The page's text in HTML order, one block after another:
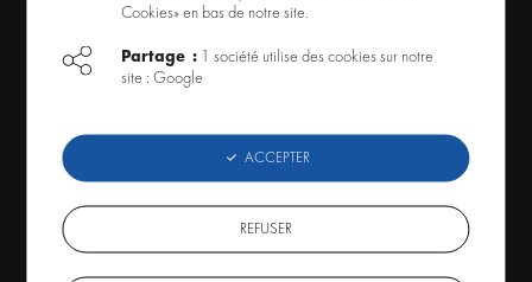
Cookies» en bas de notre site.
Partage : 1 société utilise des cookies sur notre
site : Google
ACCEPTER
REFUSER
Mode de paiement
Code Promo
À PROPOS